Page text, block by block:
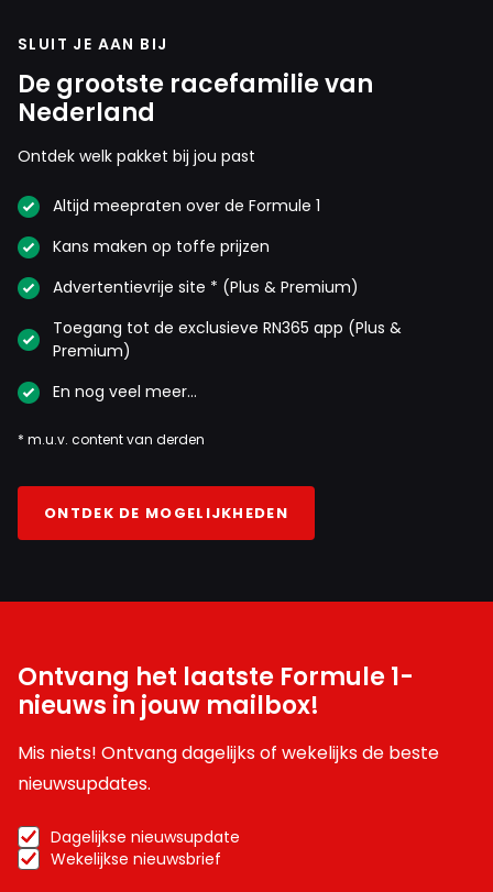
SLUIT JE AAN BIJ
De grootste racefamilie van
Nederland
Ontdek welk pakket bij jou past
Altijd meepraten over de Formule 1
Kans maken op toffe prijzen
Advertentievrije site * (Plus & Premium)
Toegang tot de exclusieve RN365 app (Plus &
Premium)
En nog veel meer…
* m.u.v. content van derden
ONTDEK DE MOGELIJKHEDEN
Ontvang het laatste Formule 1-
nieuws in jouw mailbox!
Mis niets! Ontvang dagelijks of wekelijks de beste
nieuwsupdates.
Dagelijkse nieuwsupdate
Wekelijkse nieuwsbrief